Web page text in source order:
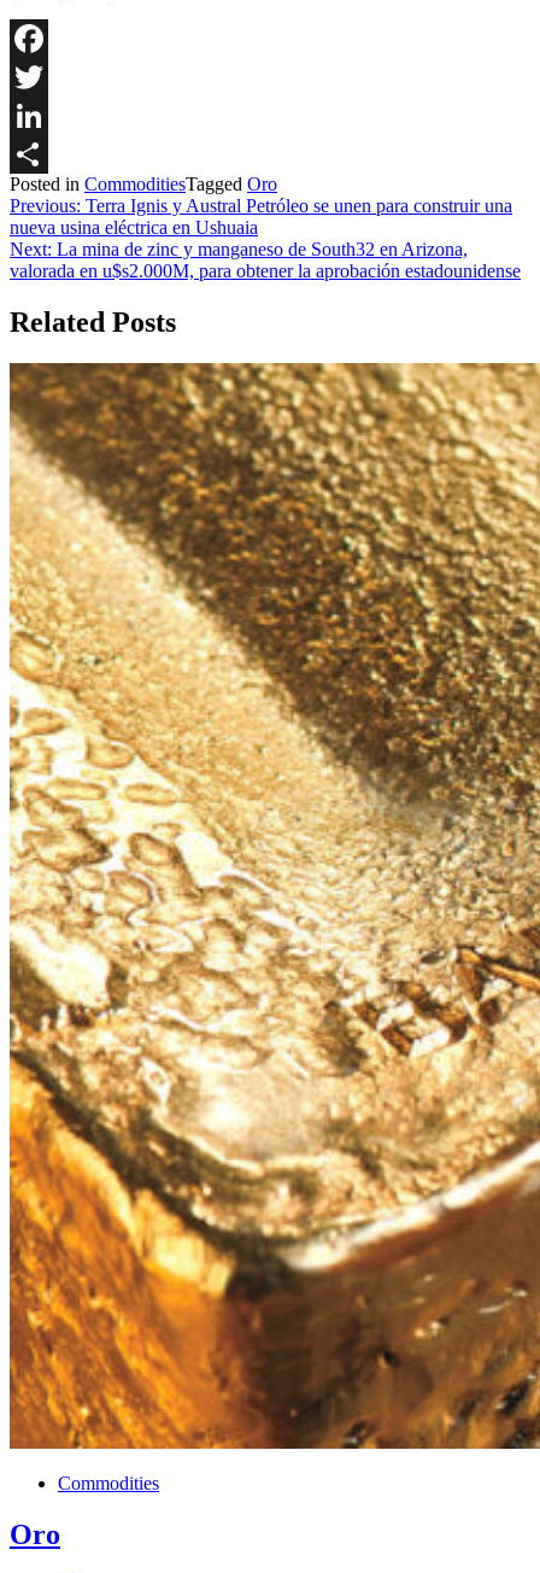
Facebook
Twitter
LinkedIn
Share
Posted in CommoditiesTagged Oro
Navegación
de
entradas
Previous: Terra Ignis y Austral Petróleo se unen para construir una
nueva usina eléctrica en Ushuaia
Next: La mina de zinc y manganeso de South32 en Arizona,
valorada en u$s2.000M, para obtener la aprobación estadounidense
Related Posts
Commodities
Oro